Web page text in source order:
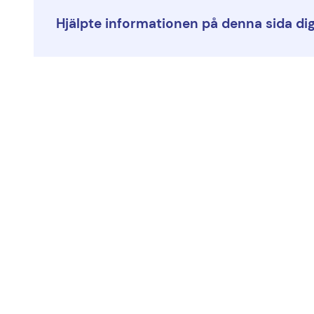
Hjälpte informationen på denna sida